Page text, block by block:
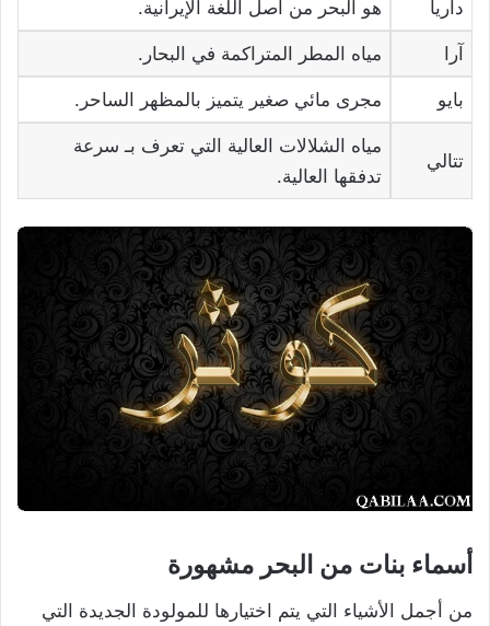
داريا هو البحر من أصل اللغة الإيرانية.
آرا مياه المطر المتراكمة في البحار.
بايو مجرى مائي صغير يتميز بالمظهر الساحر.
تتالي
مياه الشلالات العالية التي تعرف بـ سرعة
تدفقها العالية.
أسماء بنات من البحر مشهورة
من أجمل الأشياء التي يتم اختيارها للمولودة الجديدة التي